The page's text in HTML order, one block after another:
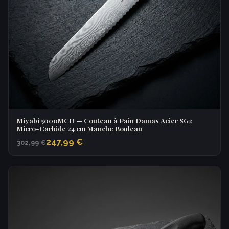
Miyabi 5000MCD — Couteau à Pain Damas Acier SG2
Micro-Carbide 24 cm Manche Bouleau
302,99 €247,99 €